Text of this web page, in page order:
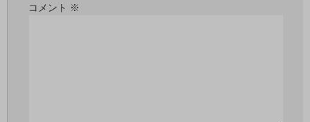
コメント ※